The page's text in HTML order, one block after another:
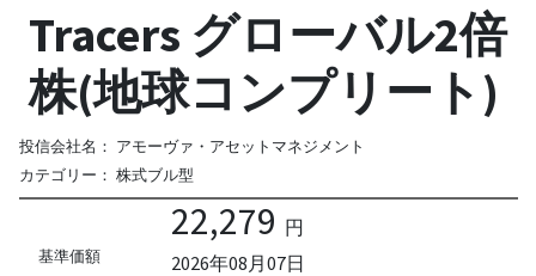
Tracers グローバル2倍
株(地球コンプリート)
投信会社名： アモーヴァ・アセットマネジメント
カテゴリー： 株式ブル型
基準価額
22,279 円
2026年08月07日